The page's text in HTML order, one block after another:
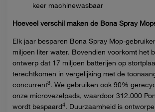
keer machinewasbaar
Hoeveel verschil maken de Bona Spray
Elk jaar besparen Bona Spray Mop-
miljoen liter water. Bovendien voorkomt het
ontwerp dat 17 miljoen batterijen op
terechtkomen in vergelijking met de
concurrent3. We gebruiken ook 90%
onze microvezelpads, waardoor 312.000
wordt bespaard4. Duurzaamheid is